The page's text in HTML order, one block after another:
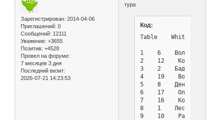
Зарегистрирован: 2014-04-06
Приглашений: 0
Сообщений: 12111
Уважение: +3655
Позитив: +4528
Провел на форуме:
7 месяцев 3 дня
Последний визит:
2026-07-21 14:23:53
тура
Код:
Table    White    	Fed	Score    Black    	Fed	Score	Result
1    6    Волович Василий	    	3    15    Чернов Владимир
2    12    Колмыков Владимир	   	2    7    Коптев
3    2    Бадрутдинова Дарья	   	2    11    Полухин
4    19    Волков Кирилл	   	1,5    9    Рубцов Виктор
5    8    Денисенко Дмитрий	   	1    13    Андреев
6    17    Ольховик Владислав	   	1    18    Ланевский
7    16    Колесников Роман	   	1    14    Божок
8    1    Лесных Жанна	   	1    5    Васильев Илья	   	0,5
9    10    Рагимли Дениз	   	1    4    Малина Софья